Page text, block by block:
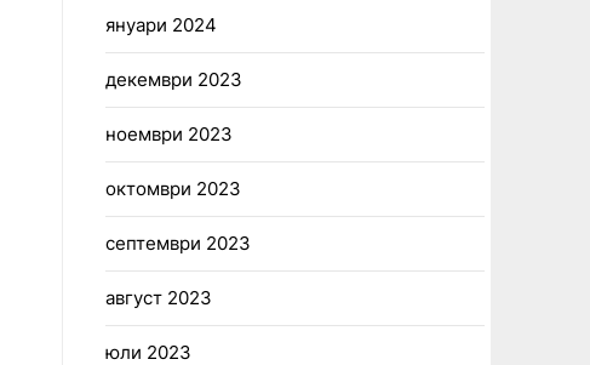
януари 2024
декември 2023
ноември 2023
октомври 2023
септември 2023
август 2023
юли 2023